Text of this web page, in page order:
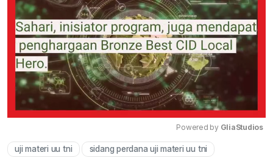
Powered by GliaStudios
uji materi uu tni sidang perdana uji materi uu tni